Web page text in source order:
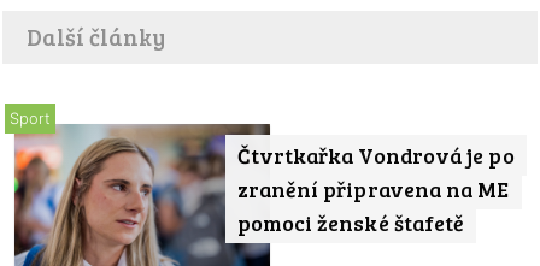
Další články
Čtvrtkařka Vondrová je po
zranění připravena na ME
pomoci ženské štafetě
Sport